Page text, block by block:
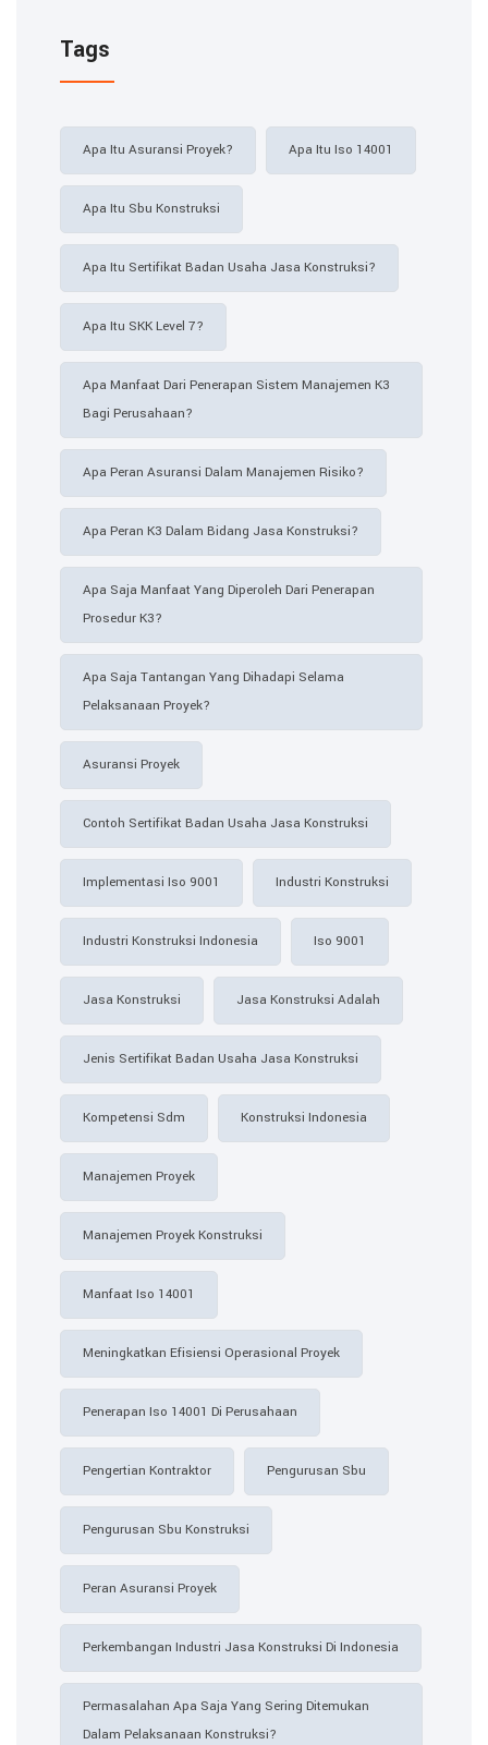
Tags
Apa Itu Asuransi Proyek? Apa Itu Iso 14001
Apa Itu Sbu Konstruksi
Apa Itu Sertifikat Badan Usaha Jasa Konstruksi?
Apa Itu SKK Level 7?
Apa Manfaat Dari Penerapan Sistem Manajemen K3
Bagi Perusahaan?
Apa Peran Asuransi Dalam Manajemen Risiko?
Apa Peran K3 Dalam Bidang Jasa Konstruksi?
Apa Saja Manfaat Yang Diperoleh Dari Penerapan
Prosedur K3?
Apa Saja Tantangan Yang Dihadapi Selama
Pelaksanaan Proyek?
Asuransi Proyek
Contoh Sertifikat Badan Usaha Jasa Konstruksi​
Implementasi Iso 9001 Industri Konstruksi
Industri Konstruksi Indonesia Iso 9001
Jasa Konstruksi Jasa Konstruksi Adalah
Jenis Sertifikat Badan Usaha Jasa Konstruksi
Kompetensi Sdm Konstruksi Indonesia
Manajemen Proyek
Manajemen Proyek Konstruksi
Manfaat Iso 14001
Meningkatkan Efisiensi Operasional Proyek
Penerapan Iso 14001 Di Perusahaan
Pengertian Kontraktor Pengurusan Sbu
Pengurusan Sbu Konstruksi
Peran Asuransi Proyek
Perkembangan Industri Jasa Konstruksi Di Indonesia
Permasalahan Apa Saja Yang Sering Ditemukan
Dalam Pelaksanaan Konstruksi?